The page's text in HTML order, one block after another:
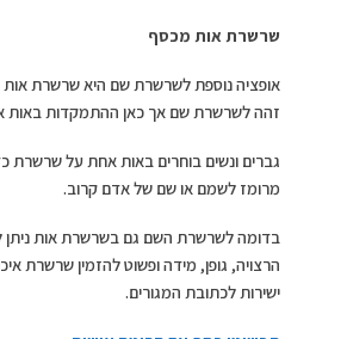
שרשרת אות מכסף
אופציה נוספת לשרשרת שם היא שרשרת אות
זהה לשרשרת שם אך כאן ההתמקדות באות
גברים ונשים בוחרים באות אחת על שרשרת
מרומז לשמם או שם של אדם קרוב.
בדומה לשרשרת השם גם בשרשרת אות ניתן
הרצויה, גופן, מידה ופשוט להזמין שרשרת
ישירות לכתובת המגורים.